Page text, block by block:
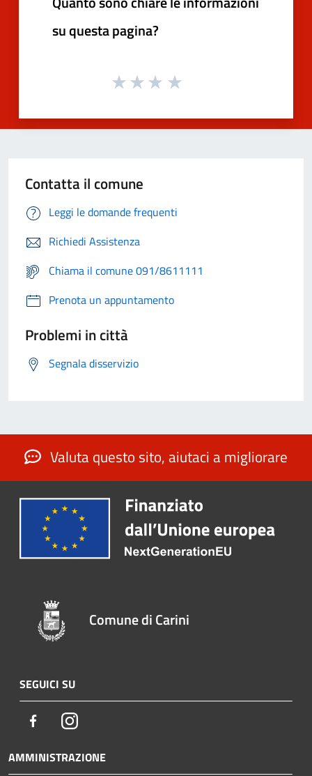
su questa pagina?
Contatta il comune
Leggi le domande frequenti
Richiedi Assistenza
Chiama il comune 091/8611111
Prenota un appuntamento
Problemi in città
Segnala disservizio
Valuta questo sito, aiutaci a migliorare
Comune di Carini
SEGUICI SU
FacebookInstagram
AMMINISTRAZIONE